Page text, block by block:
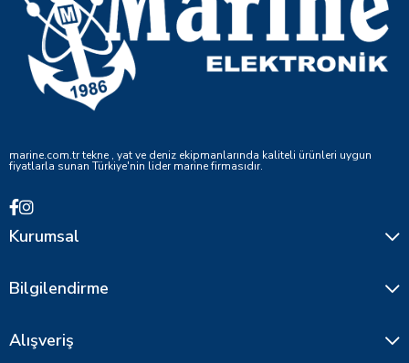
marine.com.tr tekne , yat ve deniz ekipmanlarında kaliteli ürünleri uygun
fiyatlarla sunan Türkiye'nin lider marine firmasıdır.
Kurumsal
Bilgilendirme
Alışveriş